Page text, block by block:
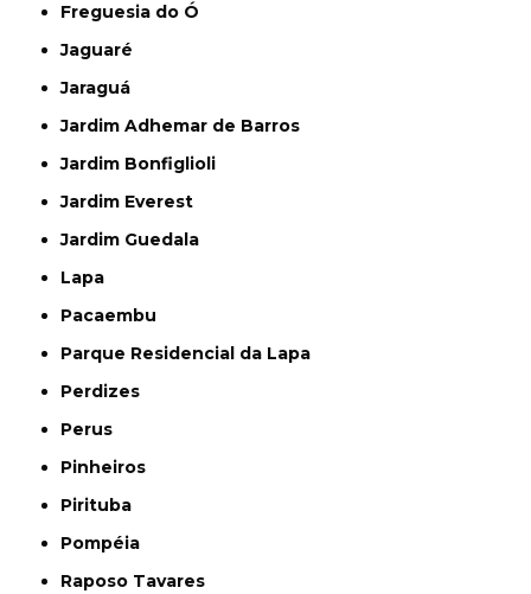
Freguesia do Ó
Jaguaré
Jaraguá
Jardim Adhemar de Barros
Jardim Bonfiglioli
Jardim Everest
Jardim Guedala
Lapa
Pacaembu
Parque Residencial da Lapa
Perdizes
Perus
Pinheiros
Pirituba
Pompéia
Raposo Tavares